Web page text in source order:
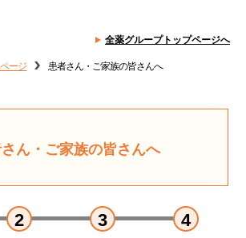
全薬グループトップページへ
ージ 患者さん・ご家族の皆さんへ
ん・ご家族の皆さんへ
2 3 4